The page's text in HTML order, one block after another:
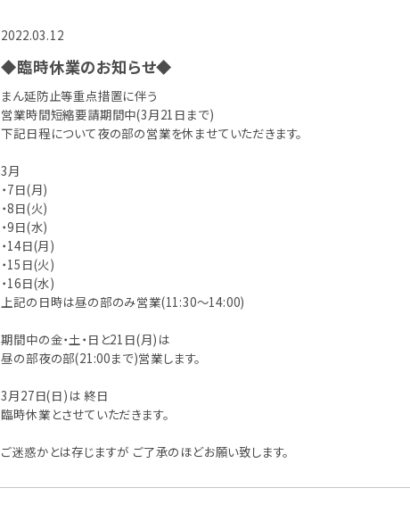
2022.03.12
◆臨時休業のお知らせ◆
まん延防止等重点措置に伴う
営業時間短縮要請期間中(3月21日まで)
下記日程について夜の部の営業を休ませていただきます。
3月
・7日(月)
・8日(火)
・9日(水)
・14日(月)
・15日(火)
・16日(水)
上記の日時は昼の部のみ営業(11:30〜14:00)
期間中の金・土・日と21日(月)は
昼の部夜の部(21:00まで)営業します。
3月27日(日)は 終日
臨時休業とさせていただきます。
ご迷惑かとは存じますが ご了承のほどお願い致します。